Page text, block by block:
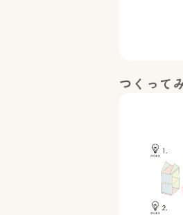
つくって